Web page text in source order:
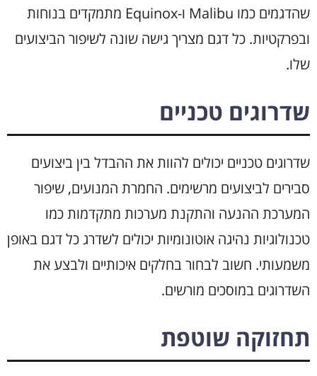
שהדגמים כמו Malibu ו-Equinox מתמקדים בנוחות
ובפרקטיות. כל דגם מצריך גישה שונה לשיפור הביצועים
שלו.
שדרוגים טכניים
שדרוגים טכניים יכולים להוות את ההבדל בין ביצועים
סבירים לביצועים מרשימים. החמרת המנועים, שיפור
המערכת ההנעה והתקנת מערכות מתקדמות כמו
טכנולוגיות נהיגה אוטונומיות יכולים לשדרג כל דגם באופן
משמעותי. חשוב לבחור בחלקים איכותיים ולבצע את
השדרוגים במוסכים מורשים.
תחזוקה שוטפת